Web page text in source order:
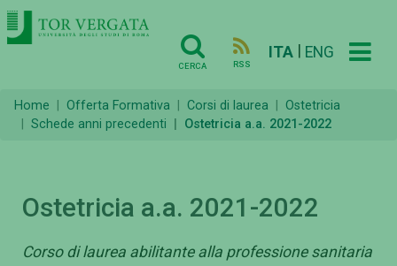
CERCA RSS
ITA ENG
Home Offerta Formativa Corsi di laurea
Ostetricia
Schede anni precedenti
Ostetricia a.a. 2021-2022
Ostetricia a.a. 2021-2022
Corso di laurea abilitante alla professione sanitaria